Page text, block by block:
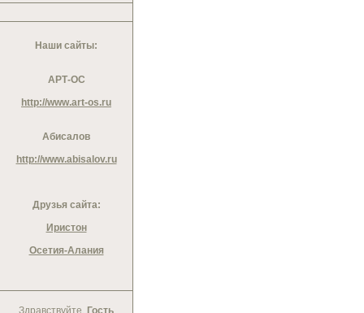
Наши сайты:
АРТ-ОС
http://www.art-os.ru
Абисалов
http://www.abisalov.ru
Друзья сайта:
Иристон
Осетия-Алания
Здравствуйте, Гость